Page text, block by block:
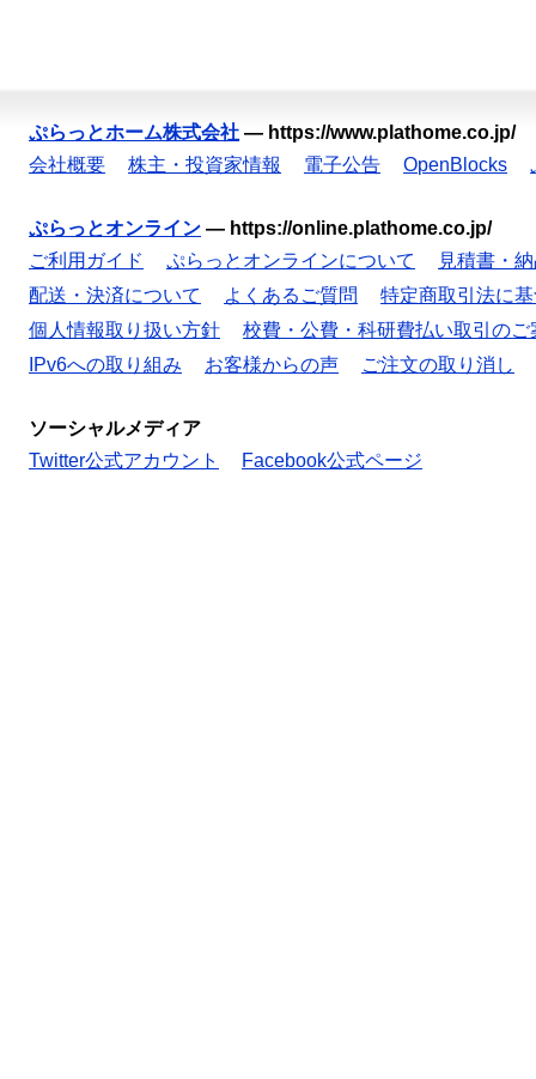
ぷらっとホーム株式会社 — https://www.plathome.co.jp/
会社概要
株主・投資家情報 電子公告 OpenBlocks
ぷらっとオンライン — https://online.plathome.co.jp/
ご利用ガイド
ぷらっとオンラインについて
見積書・
配送・決済について
よくあるご質問
特定商取引法に
個人情報取り扱い方針
校費・公費・科研費払い取引のご
IPv6への取り組み
お客様からの声 ご注文の取り消し
ソーシャルメディア
Twitter公式アカウント
Facebook公式ページ